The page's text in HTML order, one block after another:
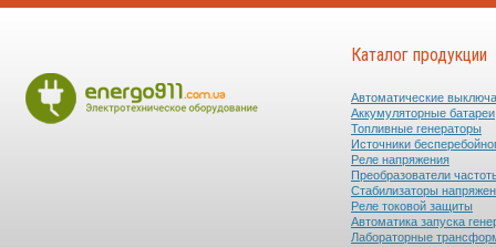
Каталог продукции
Автоматические
Аккумуляторные батареи
Топливные генераторы
Источники
Реле напряжения
Преобразователи
Стабилизаторы
Реле токовой защиты
Автоматика запуска
Лабораторные